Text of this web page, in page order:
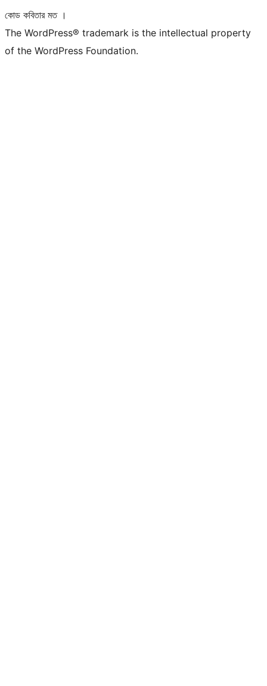
কোড কবিতার মত ।
The WordPress® trademark is the intellectual property
of the WordPress Foundation.